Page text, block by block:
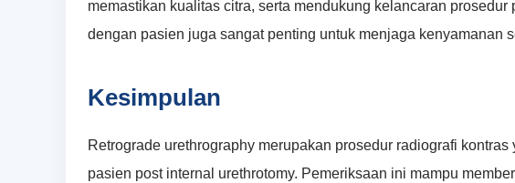
memastikan kualitas citra, serta mendukung kelancaran
dengan pasien juga sangat penting untuk menjaga kenyamanan
Kesimpulan
Retrograde urethrography merupakan prosedur radiografi
pasien post internal urethrotomy. Pemeriksaan ini mampu